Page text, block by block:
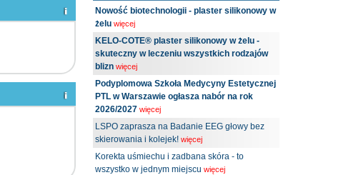
Nowość biotechnologii - plaster silikonowy w
żelu więcej
KELO-COTE® plaster silikonowy w żelu -
skuteczny w leczeniu wszystkich rodzajów
blizn więcej
Podyplomowa Szkoła Medycyny Estetycznej
PTL w Warszawie ogłasza nabór na rok
2026/2027 więcej
LSPO zaprasza na Badanie EEG głowy bez
skierowania i kolejek! więcej
Korekta uśmiechu i zadbana skóra - to
wszystko w jednym miejscu więcej